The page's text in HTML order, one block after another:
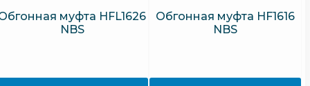
муфта HFL1626
NBS
Обгонная муфта HF1616
NBS